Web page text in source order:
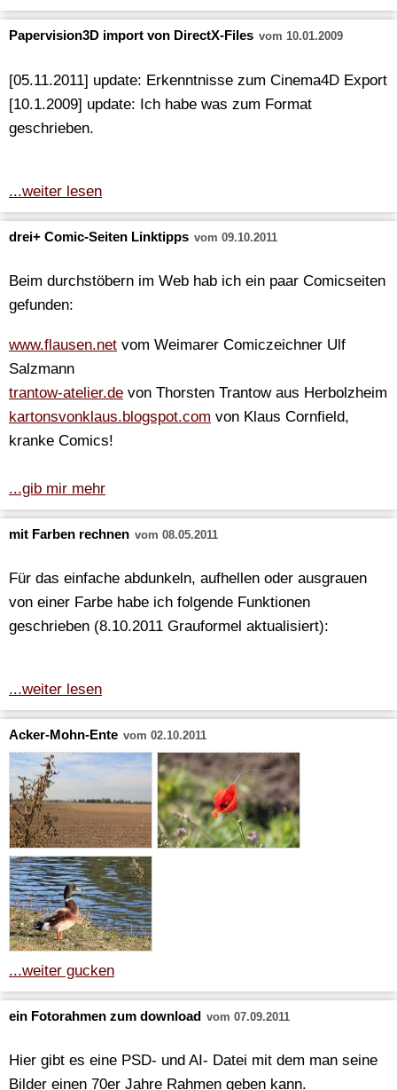
Papervision3D import von DirectX-Files vom 10.01.2009
[05.11.2011] update: Erkenntnisse zum Cinema4D Export
[10.1.2009] update: Ich habe was zum Format
geschrieben.
...weiter lesen
drei+ Comic-Seiten Linktipps vom 09.10.2011
Beim durchstöbern im Web hab ich ein paar Comicseiten
gefunden:
www.flausen.net vom Weimarer Comiczeichner Ulf
Salzmann
trantow-atelier.de von Thorsten Trantow aus Herbolzheim
kartonsvonklaus.blogspot.com von Klaus Cornfield,
kranke Comics!
...gib mir mehr
mit Farben rechnen vom 08.05.2011
Für das einfache abdunkeln, aufhellen oder ausgrauen
von einer Farbe habe ich folgende Funktionen
geschrieben (8.10.2011 Grauformel aktualisiert):
...weiter lesen
Acker-Mohn-Ente vom 02.10.2011
...weiter gucken
ein Fotorahmen zum download vom 07.09.2011
Hier gibt es eine PSD- und AI- Datei mit dem man seine
Bilder einen 70er Jahre Rahmen geben kann.